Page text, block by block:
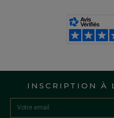
INSCRIPTION À